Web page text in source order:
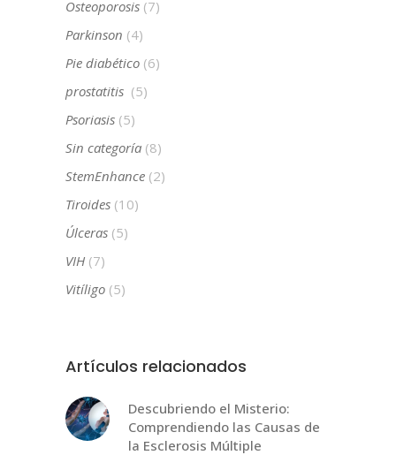
Osteoporosis (7)
Parkinson (4)
Pie diabético (6)
prostatitis (5)
Psoriasis (5)
Sin categoría (8)
StemEnhance (2)
Tiroides (10)
Úlceras (5)
VIH (7)
Vitíligo (5)
Artículos relacionados
Descubriendo el Misterio:
Comprendiendo las Causas de
la Esclerosis Múltiple